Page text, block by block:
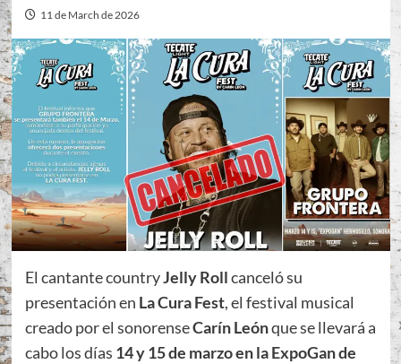
11 de March de 2026
El cantante countryJelly Rollcanceló su
presentación en La Cura Fest, el festival musical
creado por el sonorenseCarín Leónque se llevará a
cabo los días 14 y 15 de marzo en la ExpoGan de